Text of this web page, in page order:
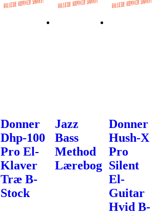
Donner
Dhp-100
Pro El-
Klaver
Træ B-
Stock
Jazz
Bass
Method
Lærebog
Donner
Hush-X
Pro
Silent
El-
Guitar
Hvid B-